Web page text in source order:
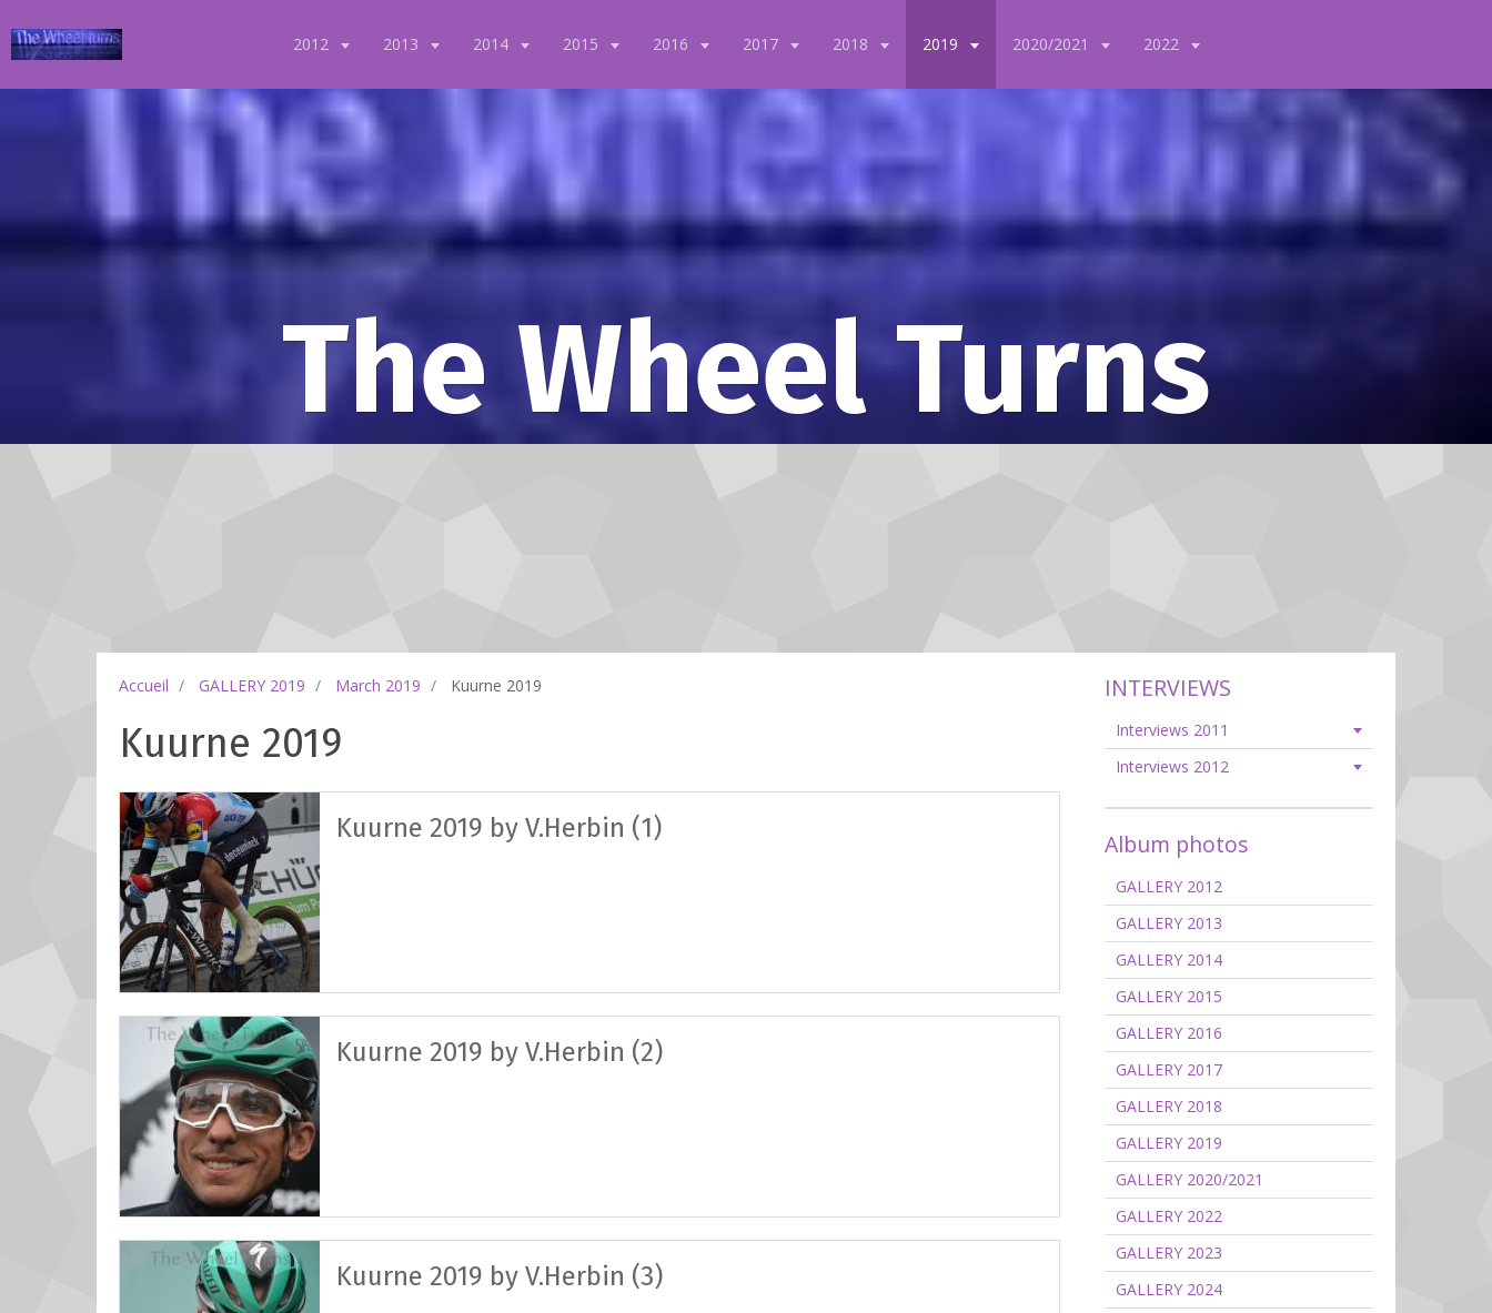
2012 2013 2014 2015 2016 2017 2018 2019 2020/2021 2022
The Wheel Turns
Accueil GALLERY 2019 March 2019 Kuurne 2019
Kuurne 2019
Kuurne 2019 by V.Herbin (1)
Kuurne 2019 by V.Herbin (2)
Kuurne 2019 by V.Herbin (3)
INTERVIEWS
Interviews 2011
Interviews 2012
Album photos
GALLERY 2012
GALLERY 2013
GALLERY 2014
GALLERY 2015
GALLERY 2016
GALLERY 2017
GALLERY 2018
GALLERY 2019
GALLERY 2020/2021
GALLERY 2022
GALLERY 2023
GALLERY 2024